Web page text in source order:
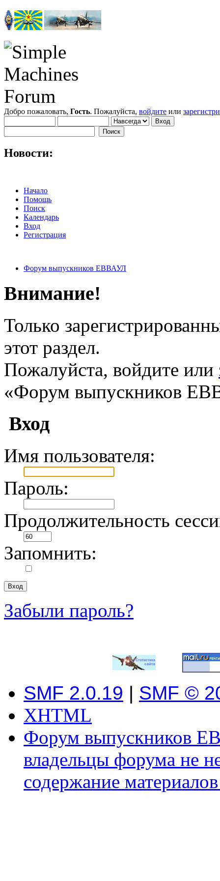
Добро пожаловать, Гость. Пожалуйста, войдите или
Новости:
Начало
Помощь
Поиск
Календарь
Вход
Регистрация
Форум выпускников ЕВВАУЛ
Внимание!
Только
этот раздел.
Пожалуйста, войдите или
«Форум выпускников
Вход
Имя пользователя:
Пароль:
Продолжительность
Запомнить:
Забыли пароль?
SMF 2.0.19 | SMF ©
XHTML
Форум выпускников
владельцы форума не
содержание